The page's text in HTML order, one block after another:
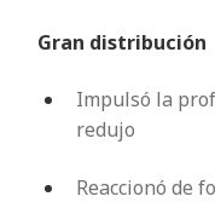
Gran distribución
Impulsó la
redujo
Reaccionó de